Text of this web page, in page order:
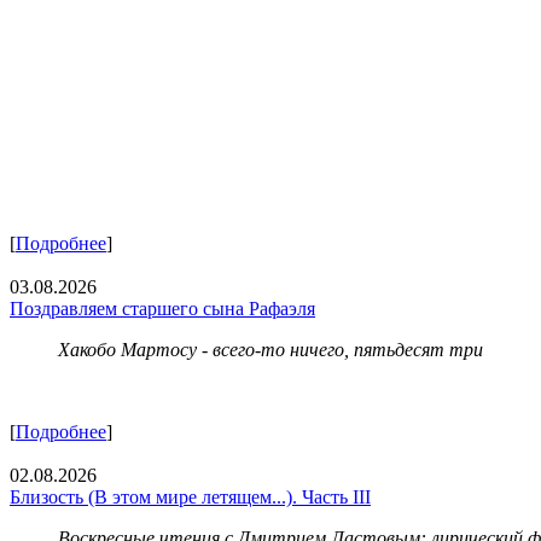
[Подробнее]
03.08.2026
Поздравляем старшего сына Рафаэля
Хакобо Мартосу - всего-то ничего, пятьдесят три
[Подробнее]
02.08.2026
Близость (В этом мире летящем...). Часть III